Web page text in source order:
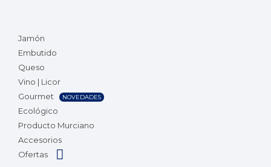
Jamón
Embutido
Queso
Vino | Licor
Gourmet
NOVEDADES
Ecológico
Producto Murciano
Accesorios
Ofertas